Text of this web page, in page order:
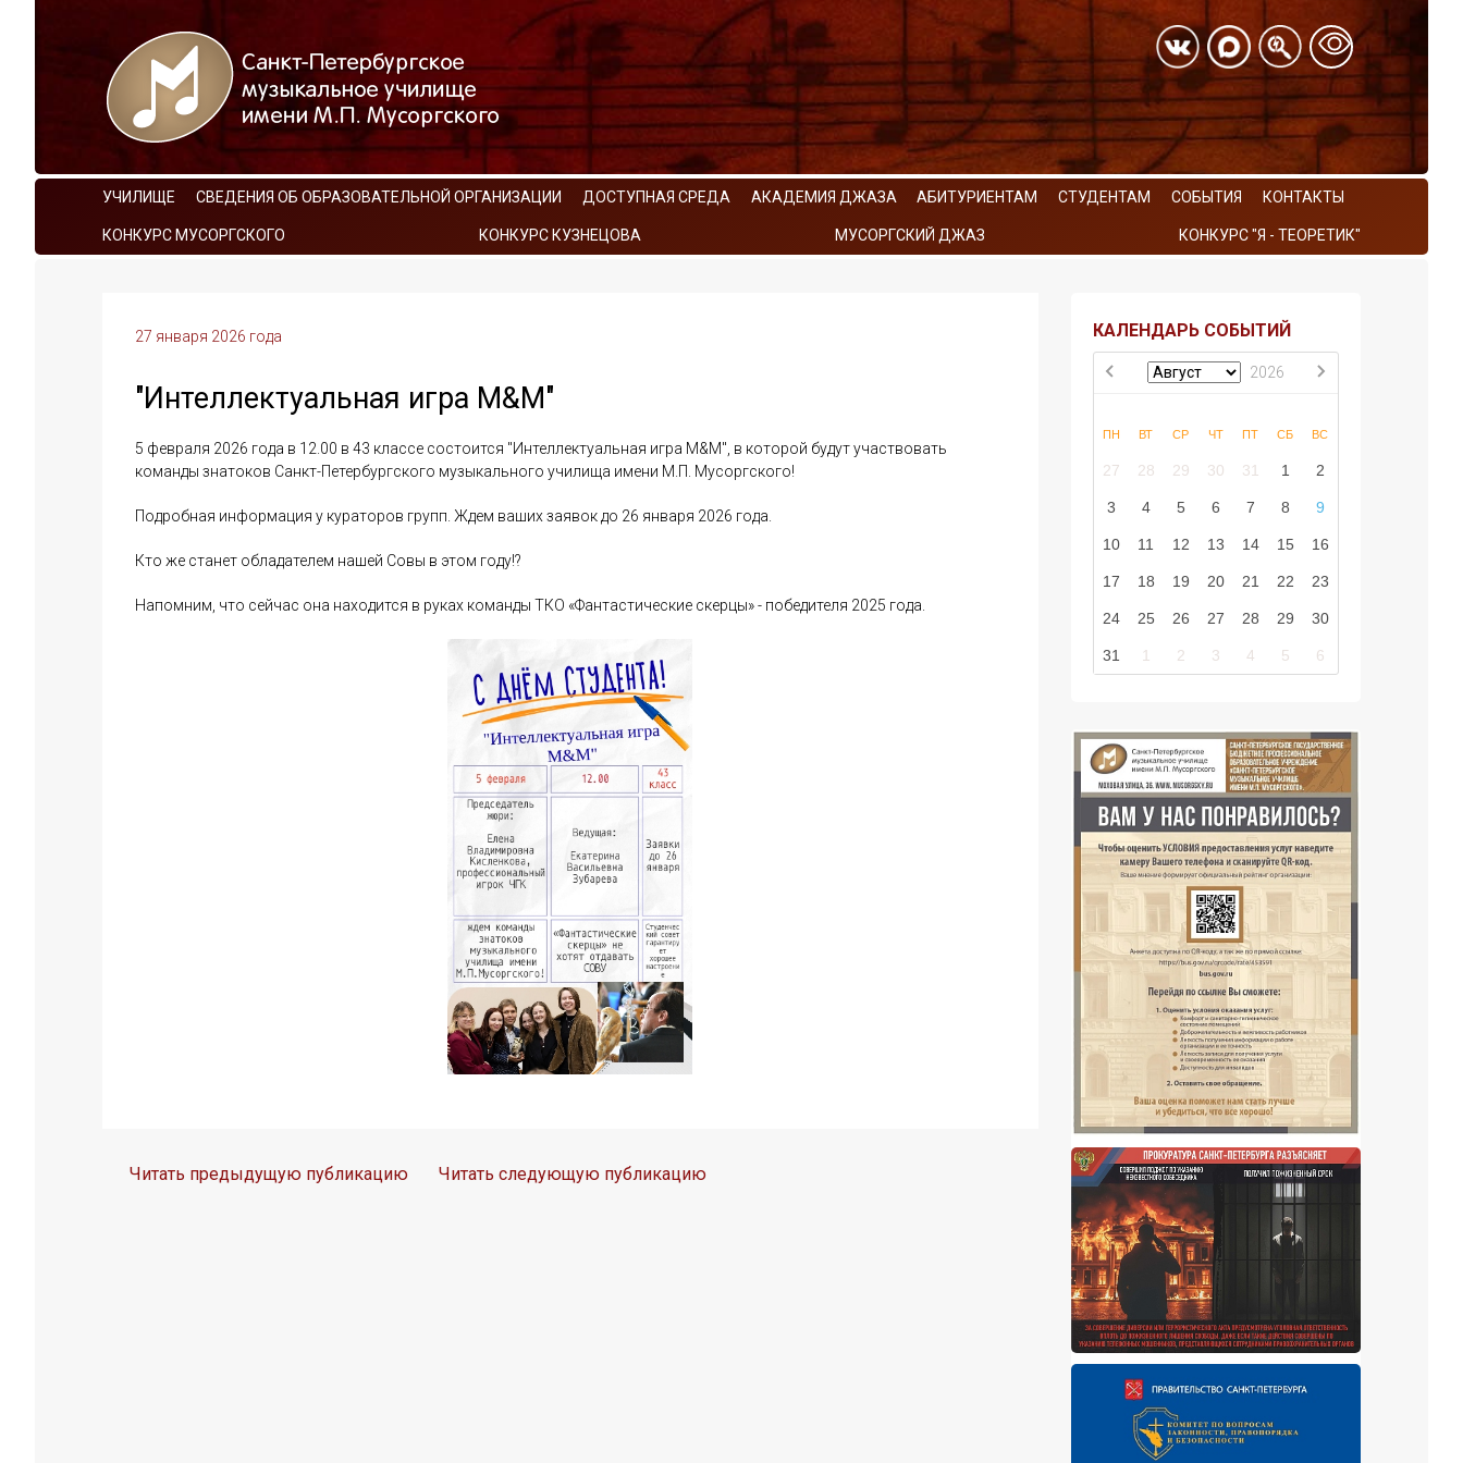
УЧИЛИЩЕ СВЕДЕНИЯ ОБ ОБРАЗОВАТЕЛЬНОЙ ОРГАНИЗАЦИИ ДОСТУПНАЯ СРЕДА АКАДЕМИЯ ДЖАЗА АБИТУРИЕНТАМ СТУДЕНТАМ СОБЫТИЯ КОНТАКТЫ
КОНКУРС МУСОРГСКОГО КОНКУРС КУЗНЕЦОВА МУСОРГСКИЙ ДЖАЗ КОНКУРС "Я - ТЕОРЕТИК"
27 января 2026 года
"Интеллектуальная игра М&М"
5 февраля 2026 года в 12.00 в 43 классе состоится "Интеллектуальная игра М&М", в которой будут участвовать
команды знатоков Санкт-Петербургского музыкального училища имени М.П. Мусоргского!
Подробная информация у кураторов групп. Ждем ваших заявок до 26 января 2026 года.
Кто же станет обладателем нашей Совы в этом году!?
Напомним, что сейчас она находится в руках команды ТКО «Фантастические скерцы» - победителя 2025 года.
Читать предыдущую публикацию Читать следующую публикацию
КАЛЕНДАРЬ СОБЫТИЙ
2026
ПН ВТ СР ЧТ ПТ СБ ВС
27 28 29 30 31 1 2
3 4 5 6 7 8 9
10 11 12 13 14 15 16
17 18 19 20 21 22 23
24 25 26 27 28 29 30
31 1 2 3 4 5 6